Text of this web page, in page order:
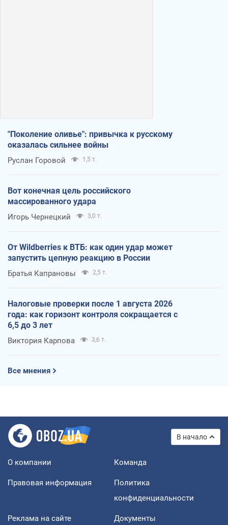
"Поколение оливье": привычка к русскому
оказалась сильнее войны
Руслан Горовой 1,5 т.
Вот конечная цель российского
массированного удара
Игорь Чернецкий 3,0 т.
От Wildberries к ВТБ: как один удар может
запустить цепную реакцию в России
Братья Капрановы 2,5 т.
Налоговые проверки после 1 августа 2026
года: как горизонт контроля сокращается с
6,5 до 3 лет
Виктория Карпова 3,6 т.
Все мнения
В начало
О компании Команда
Правовая информация
Политика
конфиденциальности
Реклама на сайте Документы